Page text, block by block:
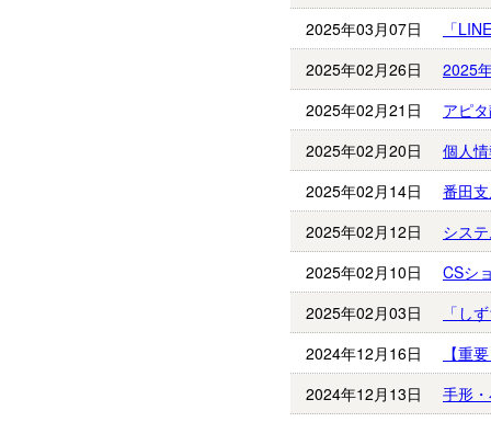
2025年03月07日
「
2025年02月26日
2025
2025年02月21日
アピ
2025年02月20日
個人
2025年02月14日
番田
2025年02月12日
シス
2025年02月10日
CSシ
2025年02月03日
「し
2024年12月16日
【重
2024年12月13日
手形